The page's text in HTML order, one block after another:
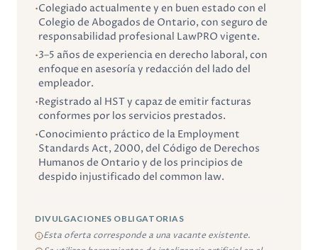
•Colegiado actualmente y en buen estado con el
Colegio de Abogados de Ontario, con seguro de
responsabilidad profesional LawPRO vigente.
•3–5 años de experiencia en derecho laboral, con
enfoque en asesoría y redacción del lado del
empleador.
•Registrado al HST y capaz de emitir facturas
conformes por los servicios prestados.
•Conocimiento práctico de la Employment
Standards Act, 2000, del Código de Derechos
Humanos de Ontario y de los principios de
despido injustificado del common law.
DIVULGACIONES OBLIGATORIAS
Esta oferta corresponde a una vacante existente.